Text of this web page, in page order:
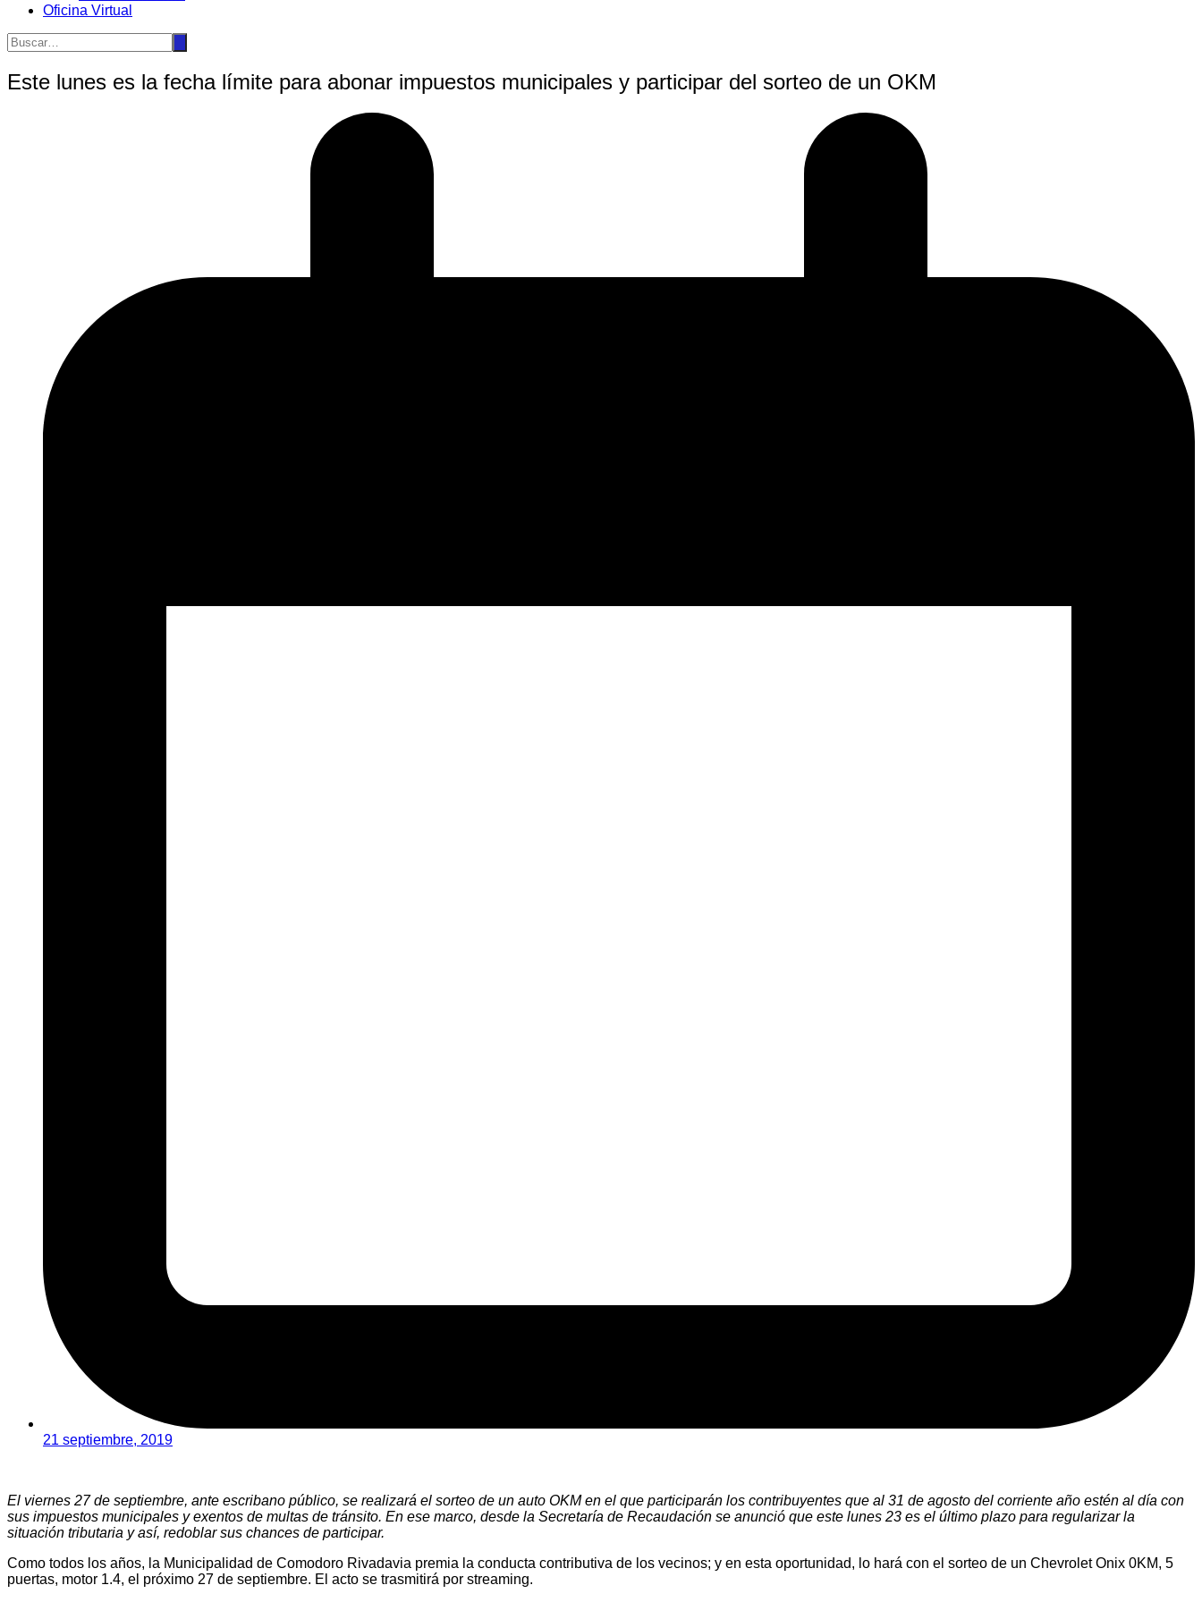
Oficina Virtual
Este lunes es la fecha límite para abonar impuestos municipales y participar del sorteo de un OKM
21 septiembre, 2019
El viernes 27 de septiembre, ante escribano público, se realizará el sorteo de un auto OKM en el que participarán los contribuyentes que al 31 de agosto del corriente año estén al día con
sus impuestos municipales y exentos de multas de tránsito. En ese marco, desde la Secretaría de Recaudación se anunció que este lunes 23 es el último plazo para regularizar la
situación tributaria y así, redoblar sus chances de participar.
Como todos los años, la Municipalidad de Comodoro Rivadavia premia la conducta contributiva de los vecinos; y en esta oportunidad, lo hará con el sorteo de un Chevrolet Onix 0KM, 5
puertas, motor 1.4, el próximo 27 de septiembre. El acto se trasmitirá por streaming.